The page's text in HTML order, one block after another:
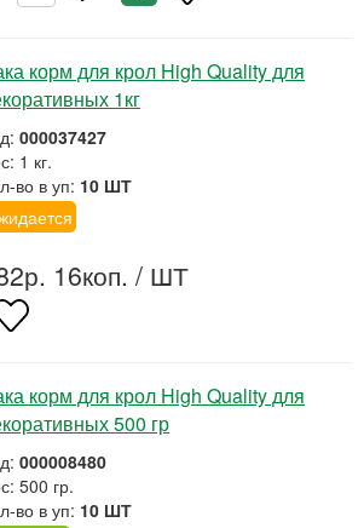
корм для крол High Quality для
1кг
000037427
1 кг.
во в уп: 10 ШТ
16коп. / ШТ
корм для крол High Quality для
500 гр
000008480
500 гр.
во в уп: 10 ШТ